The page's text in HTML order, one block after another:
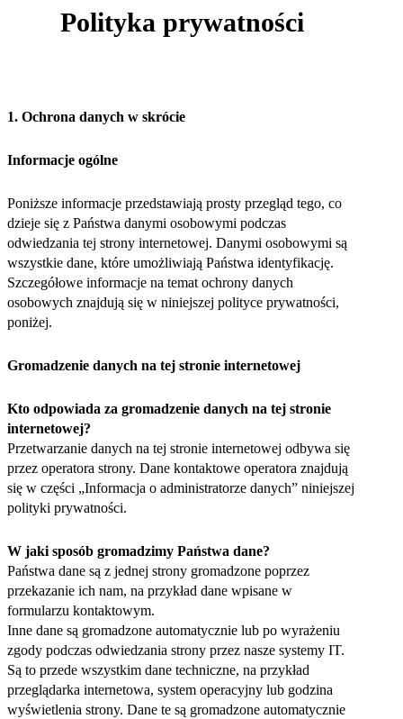
Polityka prywatności
1. Ochrona danych w skrócie
Informacje ogólne
Poniższe informacje przedstawiają prosty przegląd tego, co
dzieje się z Państwa danymi osobowymi podczas
odwiedzania tej strony internetowej. Danymi osobowymi są
wszystkie dane, które umożliwiają Państwa identyfikację.
Szczegółowe informacje na temat ochrony danych
osobowych znajdują się w niniejszej polityce prywatności,
poniżej.
Gromadzenie danych na tej stronie internetowej
Kto odpowiada za gromadzenie danych na tej stronie
internetowej?
Przetwarzanie danych na tej stronie internetowej odbywa się
przez operatora strony. Dane kontaktowe operatora znajdują
się w części „Informacja o administratorze danych” niniejszej
polityki prywatności.
W jaki sposób gromadzimy Państwa dane?
Państwa dane są z jednej strony gromadzone poprzez
przekazanie ich nam, na przykład dane wpisane w
formularzu kontaktowym.
Inne dane są gromadzone automatycznie lub po wyrażeniu
zgody podczas odwiedzania strony przez nasze systemy IT.
Są to przede wszystkim dane techniczne, na przykład
przeglądarka internetowa, system operacyjny lub godzina
wyświetlenia strony. Dane te są gromadzone automatycznie